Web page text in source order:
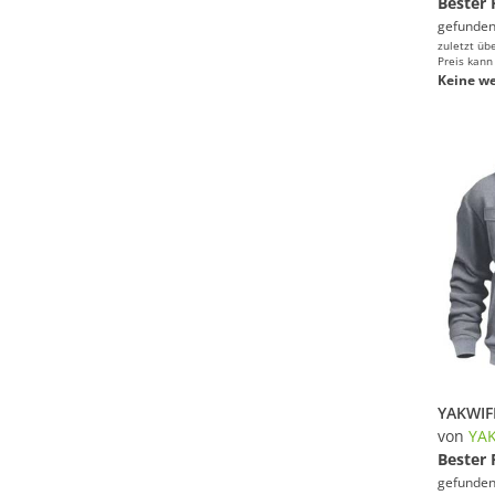
zuletzt
Preis
Keine
von
Bester